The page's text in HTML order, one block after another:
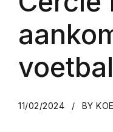
11/02/2024 BY